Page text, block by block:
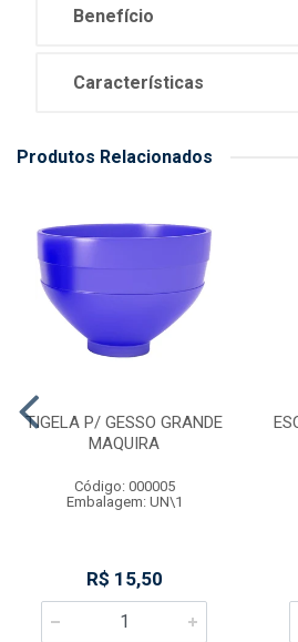
Benefício
Características
Produtos Relacionados
TIGELA P/ GESSO GRANDE
MAQUIRA
Código: 000005
Embalagem: UN\1
R$ 15,50